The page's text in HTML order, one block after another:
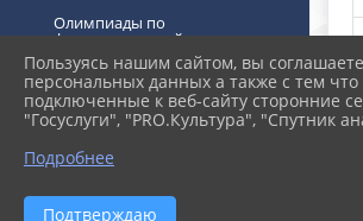
Олимпиады по
функциональной
грамотности
Организация работы по
формированию
функциональной
формированию
функциональной
Пользуясь нашим сайтом, вы
персональных данных а также с тем
подключенные к веб-сайту сторонние
"Госуслуги", "PRO.Культура", "Спутник
Подробнее
Подтверждаю